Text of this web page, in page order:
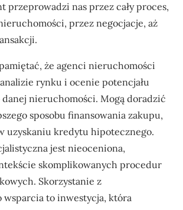
przeprowadzi nas przez cały proces,
przez negocjacje, aż
że agenci nieruchomości
rynku i ocenie potencjału
nieruchomości. Mogą doradzić
sposobu finansowania zakupu,
uzyskaniu kredytu hipotecznego.
jest nieoceniona,
skomplikowanych procedur
Skorzystanie z
wsparcia to inwestycja, która